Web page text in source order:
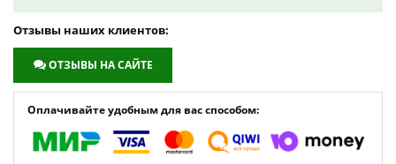
Отзывы наших клиентов:
ОТЗЫВЫ НА САЙТЕ
Оплачивайте удобным для вас способом: